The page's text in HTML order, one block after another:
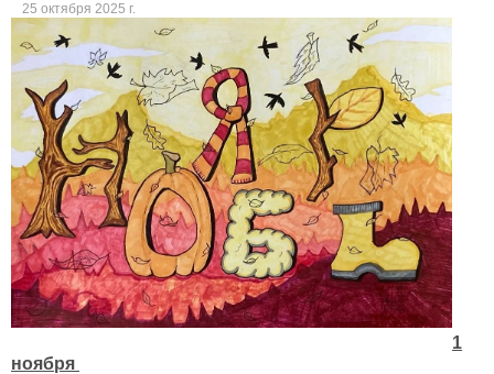
25 октября 2025 г.
1
ноября